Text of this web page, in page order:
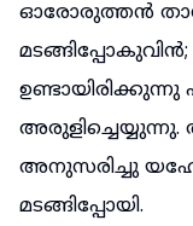
ഓരോരുത്തൻ
അനുസരിച്ചു
മടങ്ങിപ്പോയി.